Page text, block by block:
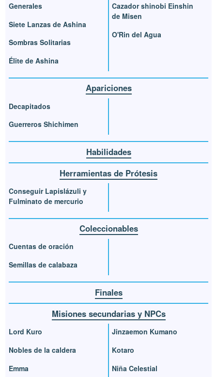
Generales
Siete Lanzas de Ashina
Sombras Solitarias
Élite de Ashina
Cazador shinobi Einshin
de Misen
O'Rin del Agua
Apariciones
Decapitados
Guerreros Shichimen
Habilidades
Herramientas de Prótesis
Conseguir Lapislázuli y
Fulminato de mercurio
Coleccionables
Cuentas de oración
Semillas de calabaza
Finales
Misiones secundarias y NPCs
Lord Kuro
Nobles de la caldera
Emma
Jinzaemon Kumano
Kotaro
Niña Celestial